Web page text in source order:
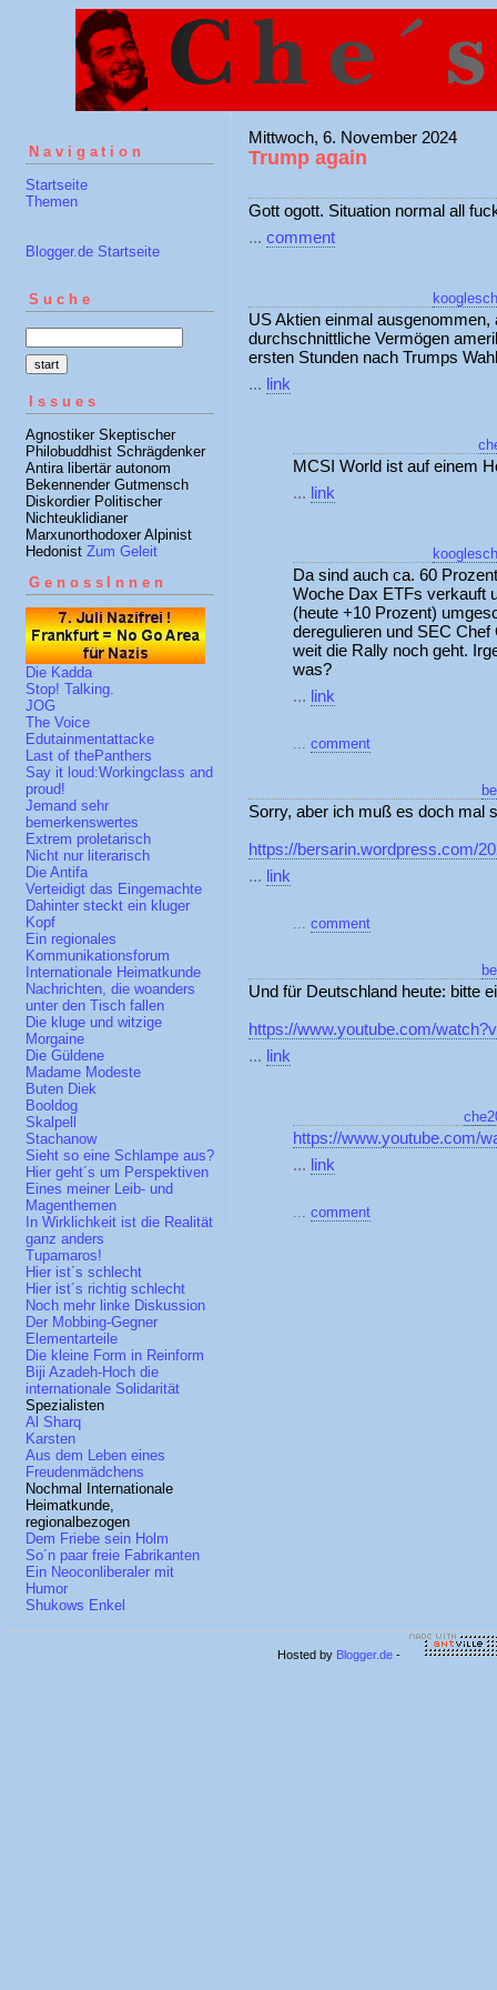
Navigation
Startseite
Themen
Blogger.de Startseite
Suche
Issues
Agnostiker Skeptischer
Philobuddhist Schrägdenker
Antira libertär autonom
Bekennender Gutmensch
Diskordier Politischer
Nichteuklidianer
Marxunorthodoxer Alpinist
Hedonist Zum Geleit
GenossInnen
Die Kadda
Stop! Talking.
JOG
The Voice
Edutainmentattacke
Last of thePanthers
Say it loud:Workingclass and
proud!
Jemand sehr
bemerkenswertes
Extrem proletarisch
Nicht nur literarisch
Die Antifa
Verteidigt das Eingemachte
Dahinter steckt ein kluger
Kopf
Ein regionales
Kommunikationsforum
Internationale Heimatkunde
Nachrichten, die woanders
unter den Tisch fallen
Die kluge und witzige
Morgaine
Die Güldene
Madame Modeste
Buten Diek
Booldog
Skalpell
Stachanow
Sieht so eine Schlampe aus?
Hier geht´s um Perspektiven
Eines meiner Leib- und
Magenthemen
In Wirklichkeit ist die Realität
ganz anders
Tupamaros!
Hier ist´s schlecht
Hier ist´s richtig schlecht
Noch mehr linke Diskussion
Der Mobbing-Gegner
Elementarteile
Die kleine Form in Reinform
Biji Azadeh-Hoch die
internationale Solidarität
Spezialisten
Al Sharq
Karsten
Aus dem Leben eines
Freudenmädchens
Nochmal Internationale
Heimatkunde,
regionalbezogen
Dem Friebe sein Holm
So´n paar freie Fabrikanten
Ein Neoconliberaler mit
Humor
Shukows Enkel
Mittwoch, 6. November 2024
Trump again
Gott ogott. Situation normal all
... comment
US Aktien einmal
durchschnittliche Vermögen
ersten Stunden nach Trumps
... link
MCSI World ist auf einem
... link
Da sind auch ca. 60
Woche Dax ETFs verkauft
(heute +10 Prozent)
deregulieren und SEC
weit die Rally noch geht.
was?
... link
... comment
Sorry, aber ich muß es doch mal
https://bersarin.wordpress.com/
... link
... comment
Und für Deutschland heute: bitte
https://www.youtube.com/
... link
https://www.youtube.com/
... link
... comment
Hosted by Blogger.de -